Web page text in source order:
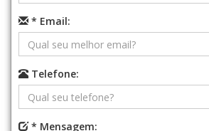
* Email:
Telefone:
* Mensagem: